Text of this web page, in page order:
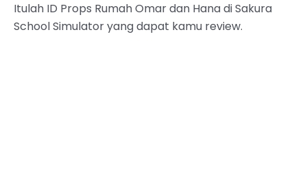
Itulah ID Props Rumah Omar dan Hana di Sakura
School Simulator yang dapat kamu review.